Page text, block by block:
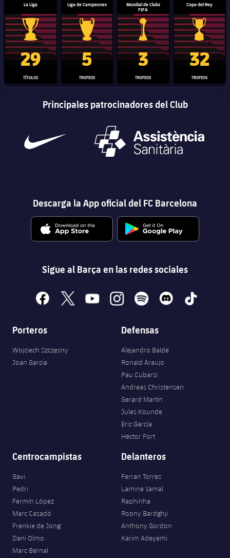
La Liga
Trofeo de La Liga
29
TÍTULOS
Liga de Campeones
Trofeo de la Liga de Campeones
5
TROFEOS
Mundial de Clubs
FIFA
Trofeo del Mundial de
3
TROFEOS
Copa del Rey
Copa del
32
TROFEOS
Principales patrocinadores del Club
Descarga la App oficial del FC Barcelona
Sigue al Barça en las redes sociales
facebook
x youtubeinstagramspotify discord tiktok
Porteros
Wojciech Szczęsny
Joan Garcia
Defensas
Alejandro Balde
Ronald Araujo
Pau Cubarsí
Andreas Christensen
Gerard Martín
Jules Kounde
Eric García
Héctor Fort
Centrocampistas
Gavi
Pedri
Fermín López
Marc Casadó
Frenkie de Jong
Dani Olmo
Marc Bernal
Delanteros
Ferran Torres
Lamine Yamal
Raphinha
Roony Bardghji
Anthony Gordon
Karim Adeyemi